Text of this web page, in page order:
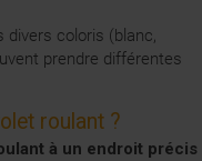
divers coloris (blanc,
prendre différentes
roulant ?
à un endroit précis